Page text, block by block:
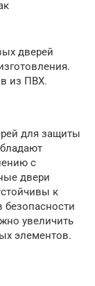
дверей
из ПВХ.
для защиты
с
двери
к
безопасности
увеличить
элементов.